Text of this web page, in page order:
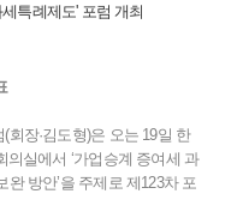
특례제도' 포럼 개최
회장·김도형)은 오는 19일 한
의실에서 ‘가업승계 증여세 과
완 방안’을 주제로 제123차 포